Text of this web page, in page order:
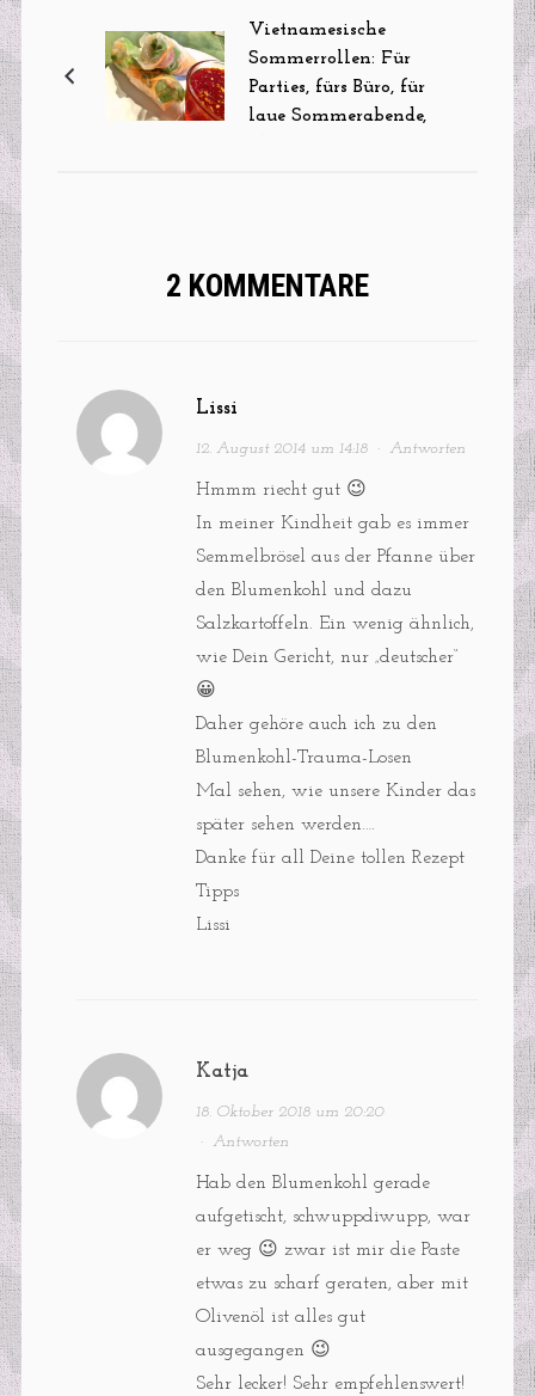
Vietnamesische
Sommerrollen: Für
Parties, fürs Büro, für
laue Sommerabende,
2 KOMMENTARE
Lissi
12. August 2014 um 14:18· Antworten
Hmmm riecht gut 😉
In meiner Kindheit gab es immer
Semmelbrösel aus der Pfanne über
den Blumenkohl und dazu
Salzkartoffeln. Ein wenig ähnlich,
wie Dein Gericht, nur „deutscher“
😀
Daher gehöre auch ich zu den
Blumenkohl-Trauma-Losen
Mal sehen, wie unsere Kinder das
später sehen werden….
Danke für all Deine tollen Rezept
Tipps
Lissi
Katja
18. Oktober 2018 um 20:20
· Antworten
Hab den Blumenkohl gerade
aufgetischt, schwuppdiwupp, war
er weg 😉 zwar ist mir die Paste
etwas zu scharf geraten, aber mit
Olivenöl ist alles gut
ausgegangen 😉
Sehr lecker! Sehr empfehlenswert!